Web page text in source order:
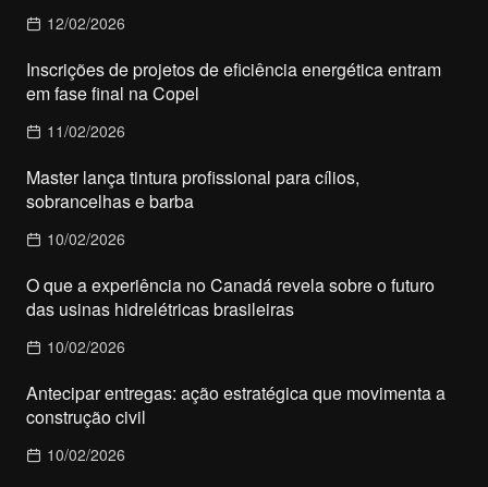
12/02/2026
Inscrições de projetos de eficiência energética entram
em fase final na Copel
11/02/2026
Master lança tintura profissional para cílios,
sobrancelhas e barba
10/02/2026
O que a experiência no Canadá revela sobre o futuro
das usinas hidrelétricas brasileiras
10/02/2026
Antecipar entregas: ação estratégica que movimenta a
construção civil
10/02/2026